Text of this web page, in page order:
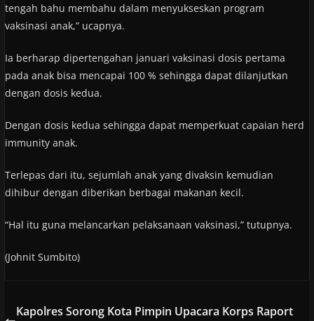
tengah bahu membahu dalam menyukseskan program
vaksinasi anak,” ucapnya.
Ia berharap dipertengahan januari vaksinasi dosis pertama
pada anak bisa mencapai 100 % sehingga dapat dilanjutkan
dengan dosis kedua.
Dengan dosis kedua sehingga dapat memperkuat capaian herd
immunity anak.
Terlepas dari itu, sejumlah anak yang divaksin kemudian
dihibur dengan diberikan berbagai makanan kecil.
“Hal itu guna melancarkan pelaksanaan vaksinasi,” tutupnya.
(Johnit Sumbito)
Kapolres Sorong Kota Pimpin Upacara Korps Raport